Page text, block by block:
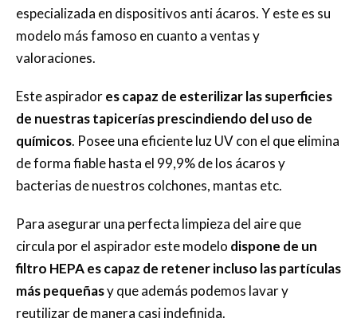
especializada en dispositivos anti ácaros. Y este es su
modelo más famoso en cuanto a ventas y
valoraciones.
Este aspiradores capaz de esterilizar las superficies
de nuestras tapicerías prescindiendo del uso de
químicos. Posee una eficiente luz UV con el que elimina
de forma fiable hasta el 99,9% de los ácaros y
bacterias de nuestros colchones, mantas etc.
Para asegurar una perfecta limpieza del aire que
circula por el aspirador este modelo dispone de un
filtro HEPA es capaz de retener incluso las partículas
más pequeñasy que además podemos lavar y
reutilizar de manera casi indefinida.